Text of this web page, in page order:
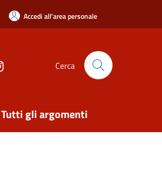
Accedi all'area personale
Cerca
Tutti gli argomenti